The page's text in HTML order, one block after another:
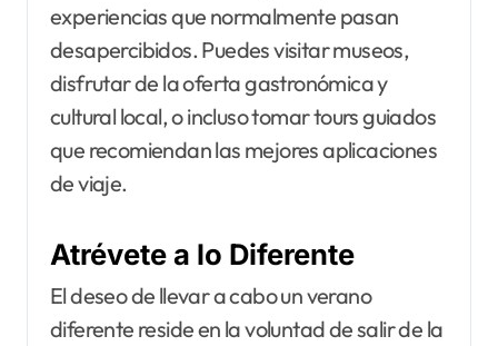
experiencias que normalmente pasan
desapercibidos. Puedes visitar museos,
disfrutar de la oferta gastronómica y
cultural local, o incluso tomar tours guiados
que recomiendan las mejores aplicaciones
de viaje.
Atrévete a lo Diferente
El deseo de llevar a cabo un verano
diferente reside en la voluntad de salir de la